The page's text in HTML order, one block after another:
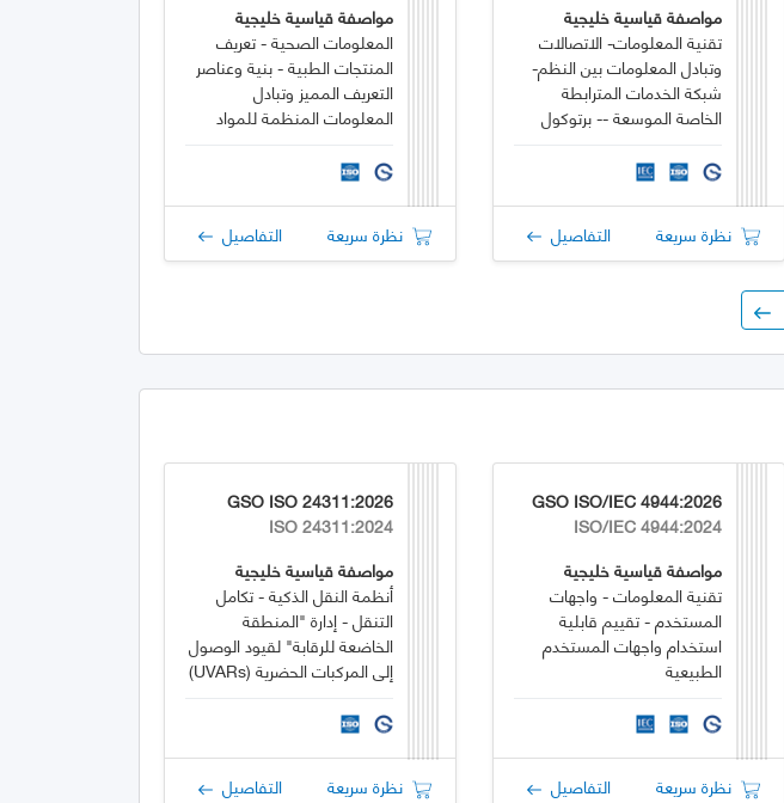
مواصفة قياسية خليجية
تقنية المعلومات- الاتصالات
وتبادل المعلومات بين النظم-
شبكة الخدمات المترابطة
الخاصة الموسعة -- برتوكول
عداد نقل الشبكة الاضافية
نظرة سريعة التفاصيل
مواصفة قياسية خليجية
المعلومات الصحية - تعريف
المنتجات الطبية - بنية وعناصر
التعريف المميز وتبادل
المعلومات المنظمة للمواد
نظرة سريعة التفاصيل
GSO ISO/IEC 4944:2026
ISO/IEC 4944:2024
مواصفة قياسية خليجية
تقنية المعلومات - واجهات
المستخدم - تقييم قابلية
استخدام واجهات المستخدم
الطبيعية
نظرة سريعة التفاصيل
GSO ISO 24311:2026
ISO 24311:2024
مواصفة قياسية خليجية
أنظمة النقل الذكية - تكامل
التنقل - إدارة "المنطقة
الخاضعة للرقابة" لقيود الوصول
إلى المركبات الحضرية (UVARs)
نظرة سريعة التفاصيل